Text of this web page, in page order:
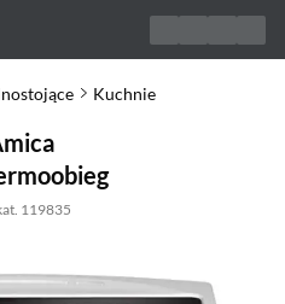
Kuchnie
119835